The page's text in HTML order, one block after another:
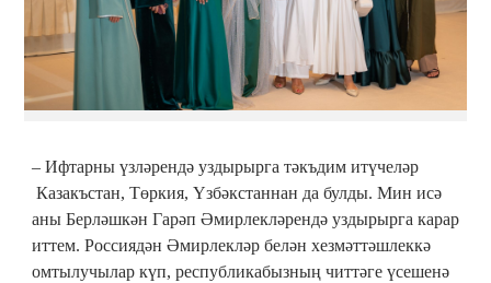
– Ифтарны үзләрендә уздырырга тәкъдим итүчеләр
Казакъстан, Төркия, Үзбәкстаннан да булды. Мин исә
аны Берләшкән Гарәп Әмирлекләрендә уздырырга карар
иттем. Россиядән Әмирлекләр белән хезмәттәшлеккә
омтылучылар күп, республикабызның читтәге үсешенә